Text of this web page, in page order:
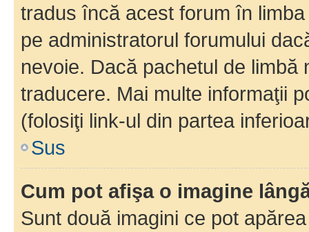
tradus încă acest forum în
pe administratorul forumului
nevoie. Dacă pachetul de
traducere. Mai multe informaţii
(folosiţi link-ul din partea
Sus
Cum pot afişa o imagine
Sunt două imagini ce pot